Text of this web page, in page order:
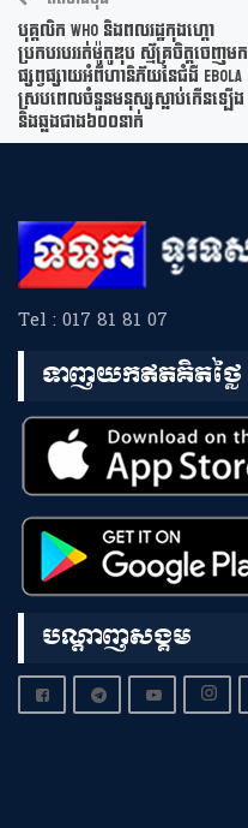
បុគ្គលិក WHO និងពលរដ្ឋកុងហ្គោ
ប្រកបរបររត់ម៉ូតូឌុប ស្ម័គ្រចិត្តចេញមក
ផ្សព្វផ្សាយអំពីហានិភ័យនៃជំងឺ Ebola
ស្របពេលចំនួនមនុស្សស្លាប់កើនឡើង
និងឆ្លងជាង៦០០នាក់
Tel : 017 81 81 07
ទាញយកឥតគិតថ្លៃ
បណ្តាញសង្គម